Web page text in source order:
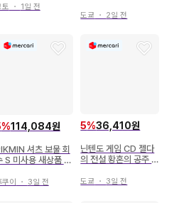
DVD 포함
토 ・ 1일 전
도쿄 ・ 2일 전
%114,084원
셔츠 보물 회
S 미사용 새상품 Ni
쿠이 ・ 3일 전
5%36,410원
닌텐도 게임 CD 젤다
의 전설 황혼의 공주 H
도쿄 ・ 3일 전